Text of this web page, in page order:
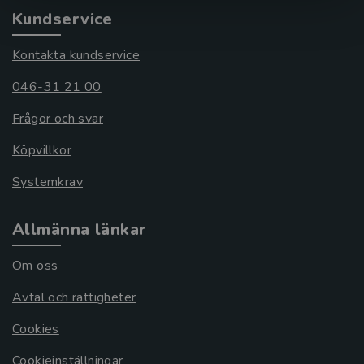
Kundservice
Kontakta kundservice
046-31 21 00
Frågor och svar
Köpvillkor
Systemkrav
Allmänna länkar
Om oss
Avtal och rättigheter
Cookies
Cookieinställningar